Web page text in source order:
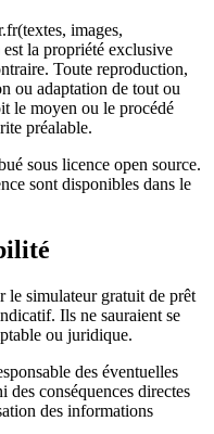
(textes, images,
la propriété exclusive
Toute reproduction,
ou adaptation de tout ou
le moyen ou le procédé
préalable.
sous licence open source.
sont disponibles dans le
le simulateur gratuit de prêt
Ils ne sauraient se
ou juridique.
des éventuelles
des conséquences directes
des informations